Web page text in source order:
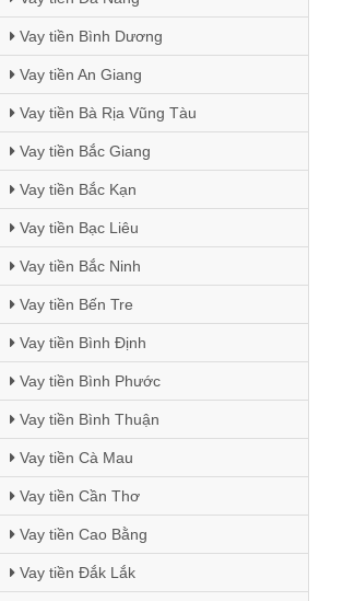
Vay tiền Bình Dương
Vay tiền An Giang
Vay tiền Bà Rịa Vũng Tàu
Vay tiền Bắc Giang
Vay tiền Bắc Kạn
Vay tiền Bạc Liêu
Vay tiền Bắc Ninh
Vay tiền Bến Tre
Vay tiền Bình Định
Vay tiền Bình Phước
Vay tiền Bình Thuận
Vay tiền Cà Mau
Vay tiền Cần Thơ
Vay tiền Cao Bằng
Vay tiền Đắk Lắk